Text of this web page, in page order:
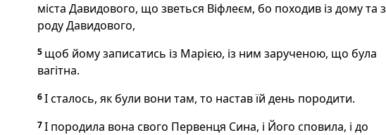
міста Давидового, що зветься Віфлеєм, бо походив із дому та з
роду Давидового,
5 щоб йому записатись із Марією, із ним зарученою, що була
вагітна.
6І сталось, як були вони там, то настав їй день породити.
7І породила вона свого Первенця Сина, і Його сповила, і до